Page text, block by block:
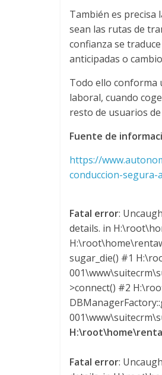
p
o
s
y
M
a
q
u
n
a
También es precisa
sean las rutas de
confianza se
anticipadas o
Todo ello conforma
laboral, cuando
resto de usuarios de
Fuente de
https://
conduccion-
Fatal error:
details. in
sugar_die() #1
>connect() #2
Fatal error: